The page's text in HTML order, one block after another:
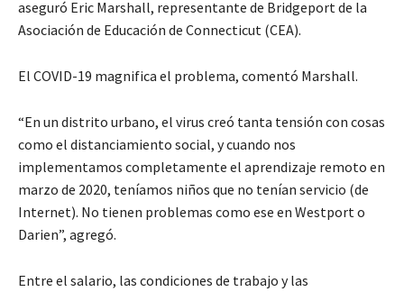
aseguró Eric Marshall, representante de Bridgeport de la
Asociación de Educación de Connecticut (CEA).
El COVID-19 magnifica el problema, comentó Marshall.
“En un distrito urbano, el virus creó tanta tensión con cosas
como el distanciamiento social, y cuando nos
implementamos completamente el aprendizaje remoto en
marzo de 2020, teníamos niños que no tenían servicio (de
Internet). No tienen problemas como ese en Westport o
Darien”, agregó.
Entre el salario, las condiciones de trabajo y las